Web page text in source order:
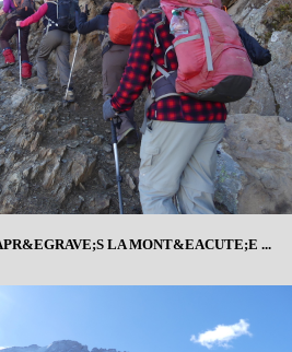
LA MONT&EACUTE;E ...